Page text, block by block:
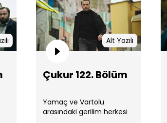
Alt Yazılı
Çukur 122. Bölüm
Yamaç ve Vartolu
arasındaki gerilim herkesi